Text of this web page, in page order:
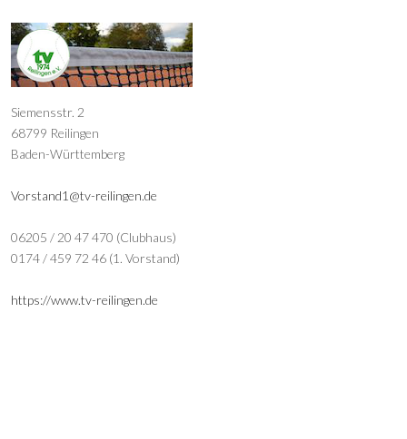
Siemensstr. 2
68799 Reilingen
Baden-Württemberg
Vorstand1@tv-reilingen.de
06205 / 20 47 470 (Clubhaus)
0174 / 459 72 46 (1. Vorstand)
https://www.tv-reilingen.de